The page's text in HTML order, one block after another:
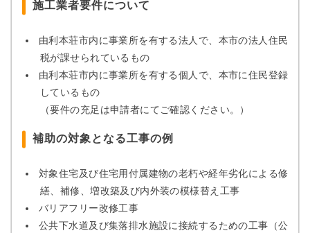
施工業者要件について
由利本荘市内に事業所を有する法人で、本市の法人住民
税が課せられているもの
由利本荘市内に事業所を有する個人で、本市に住民登録
しているもの
（要件の充足は申請者にてご確認ください。）
補助の対象となる工事の例
対象住宅及び住宅用付属建物の老朽や経年劣化による修
繕、補修、増改築及び内外装の模様替え工事
バリアフリー改修工事
公共下水道及び集落排水施設に接続するための工事（公